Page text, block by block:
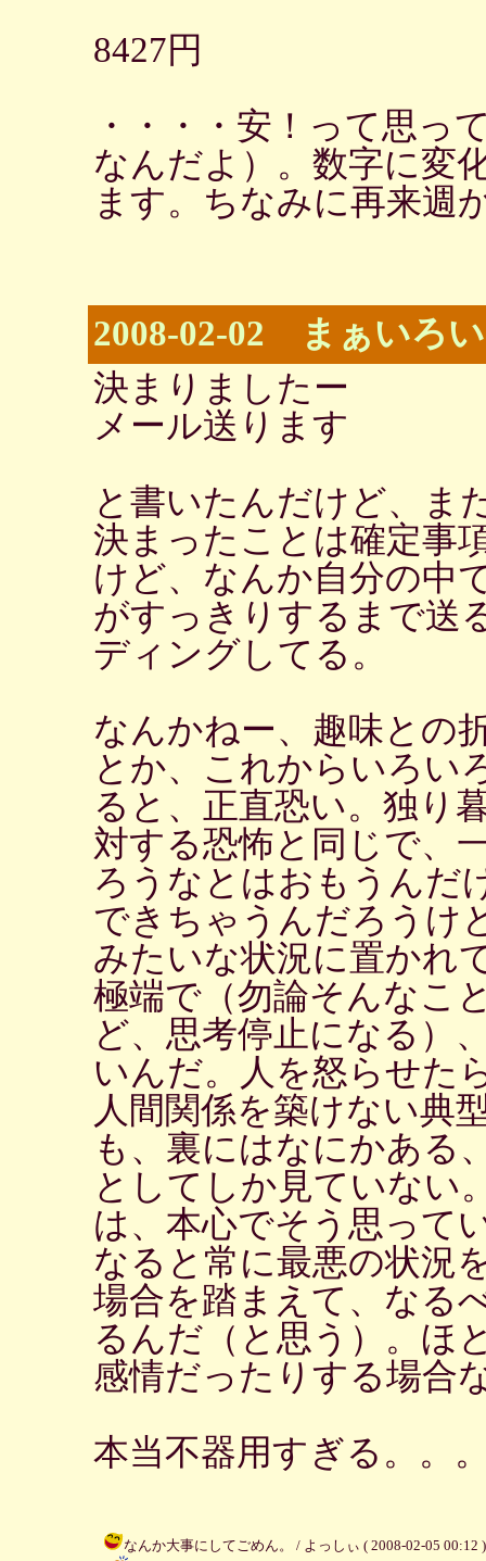
8427円
・・・・安！って思っ
なんだよ）。数字に変
ます。ちなみに再来週
2008-02-02 まぁいろ
決まりましたー
メール送ります
と書いたんだけど、ま
決まったことは確定事
けど、なんか自分の中
がすっきりするまで送
ディングしてる。
なんかねー、趣味との
とか、これからいろい
ると、正直恐い。独り
対する恐怖と同じで、
ろうなとはおもうんだ
できちゃうんだろうけ
みたいな状況に置かれ
極端で（勿論そんなこ
ど、思考停止になる）
いんだ。人を怒らせた
人間関係を築けない典
も、裏にはなにかある
としてしか見ていない
は、本心でそう思って
なると常に最悪の状況
場合を踏まえて、なる
るんだ（と思う）。ほ
感情だったりする場合
本当不器用すぎる。。
なんか大事にしてごめん。 / よっしぃ ( 2008-02-05 00:12 )